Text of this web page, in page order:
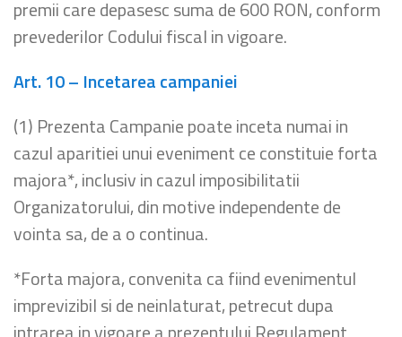
premii care depasesc suma de 600 RON, conform
prevederilor Codului fiscal in vigoare.
Art. 10 – Incetarea campaniei
(1) Prezenta Campanie poate inceta numai in
cazul aparitiei unui eveniment ce constituie forta
majora*, inclusiv in cazul imposibilitatii
Organizatorului, din motive independente de
vointa sa, de a o continua.
*Forta majora, convenita ca fiind evenimentul
imprevizibil si de neinlaturat, petrecut dupa